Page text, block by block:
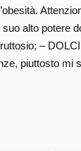
alto potere
–
piuttosto mi